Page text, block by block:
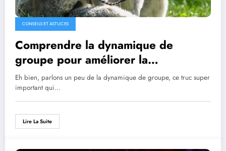
CONSEILS ET ASTUCES
Comprendre la dynamique de
groupe pour améliorer la
collaboration
Eh bien, parlons un peu de la dynamique de groupe, ce truc super
important qui…
Lire La Suite